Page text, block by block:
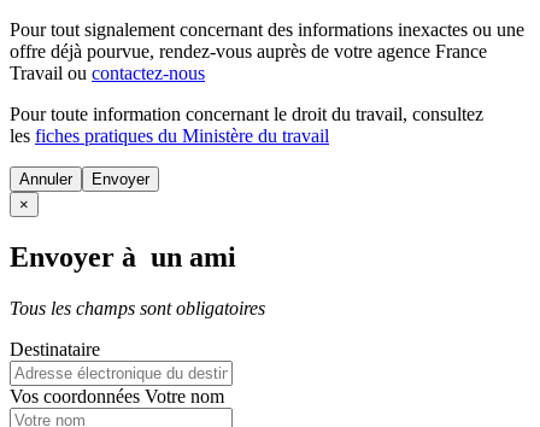
Pour tout signalement concernant des informations inexactes ou une
offre déjà pourvue, rendez-vous auprès de votre agence France
Travail ou contactez-nous
Pour toute information concernant le droit du travail, consultez
les fiches pratiques du Ministère du travail
Annuler
×
Envoyer à un ami
Tous les champs sont obligatoires
Destinataire
Vos coordonnées Votre nom